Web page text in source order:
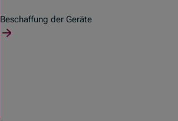
Beschaffung der Geräte